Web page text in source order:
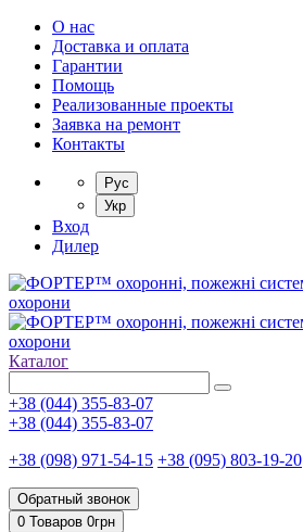
О нас
Доставка и оплата
Гарантии
Помощь
Реализованные проекты
Заявка на ремонт
Контакты
Рус
Укр
Вход
Дилер
Каталог
+38 (044) 355-83-07
+38 (044) 355-83-07
+38 (098) 971-54-15 +38 (095) 803-19-20
Обратный звонок
0 Товаров 0грн